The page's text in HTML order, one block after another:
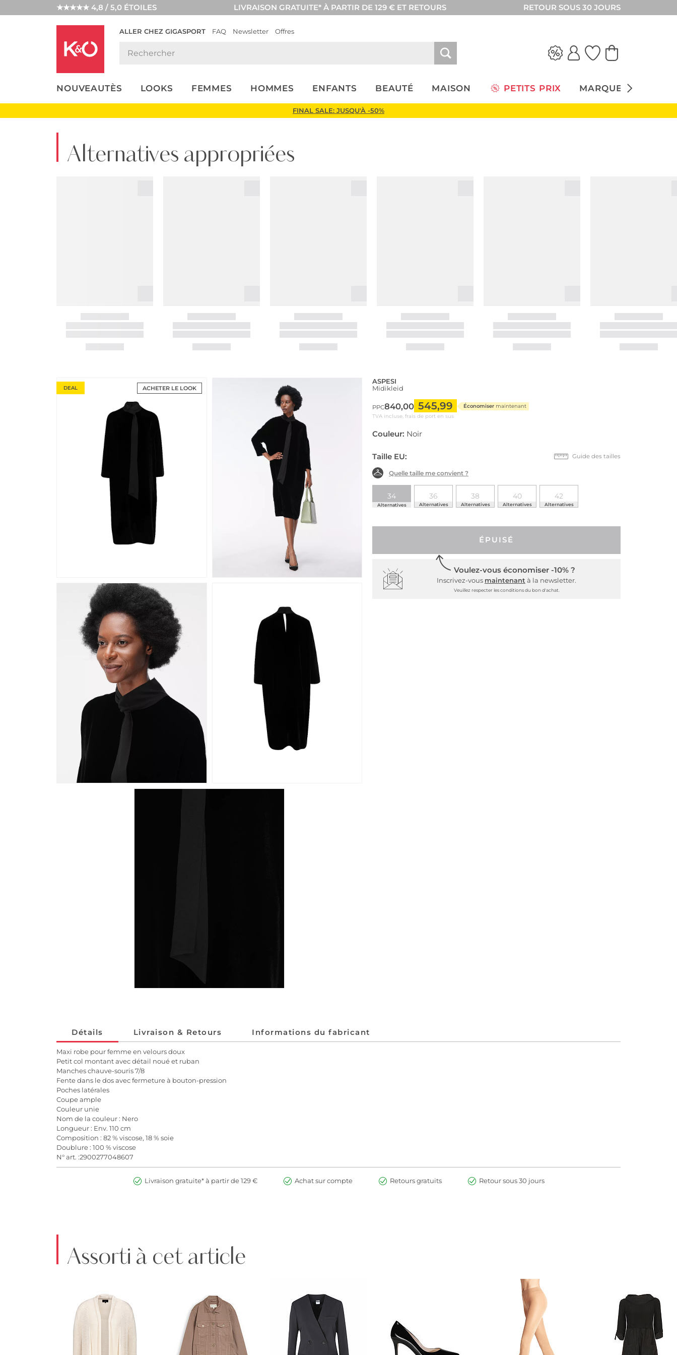
★★★★★ 4,8 / 5,0 ÉTOILES LIVRAISON GRATUITE* À PARTIR DE 129 € ET RETOURS RETOUR SOUS 30 JOURS
ALLER CHEZ GIGASPORT FAQ Newsletter Offres
NOUVEAUTÈS LOOKS FEMMES HOMMES ENFANTS BEAUTÉ MAISON PETITS PRIX MARQUES
LOOKS
WEDDING
FINAL SALE: JUSQU'À -50%
Alternatives appropriées
ACHETER LE LOOK
DEAL
ASPESI
Midikleid
PPC840,00 545,99 Économiser maintenant
TVA incluse, frais de port en sus
Couleur: Noir
Taille EU: Guide des tailles
Quelle taille me convient ?
34
Alternatives
36
Alternatives
38
Alternatives
40
Alternatives
42
Alternatives
ÉPUISÉ
Voulez-vous économiser -10% ?
Inscrivez-vous maintenant à la newsletter.
Veuillez respecter les conditions du bon d'achat.
Détails Livraison & Retours Informations du fabricant
Maxi robe pour femme en velours doux
Petit col montant avec détail noué et ruban
Manches chauve-souris 7/8
Fente dans le dos avec fermeture à bouton-pression
Poches latérales
Coupe ample
Couleur unie
Nom de la couleur : Nero
Longueur : Env. 110 cm
Composition : 82 % viscose, 18 % soie
Doublure : 100 % viscose
N° art. :2900277048607
Livraison gratuite* à partir de 129 € Achat sur compte Retours gratuits Retour sous 30 jours
Assorti à cet article